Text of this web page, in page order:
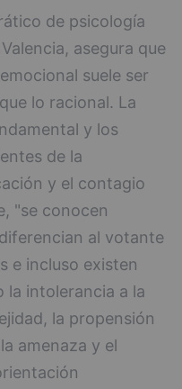
de psicología
asegura que
suele ser
lo racional. La
y los
de la
y el contagio
"se conocen
al votante
e incluso existen
la intolerancia a la
la propensión
amenaza y el